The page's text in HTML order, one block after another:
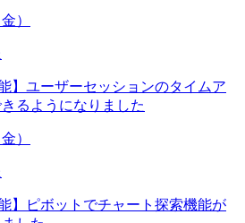
）
】ユーザーセッションのタイムア
るようになりました
）
】ピボットでチャート探索機能が